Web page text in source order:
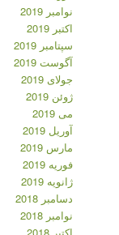
نوامبر 2019
اکتبر 2019
سپتامبر 2019
آگوست 2019
جولای 2019
ژوئن 2019
می 2019
آوریل 2019
مارس 2019
فوریه 2019
ژانویه 2019
دسامبر 2018
نوامبر 2018